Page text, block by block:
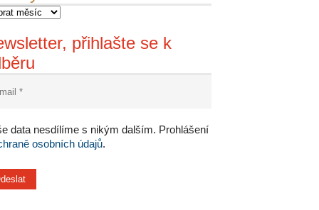
přihlašte se k
data nesdílíme s nikým dalším. Prohlášení
osobních údajů.